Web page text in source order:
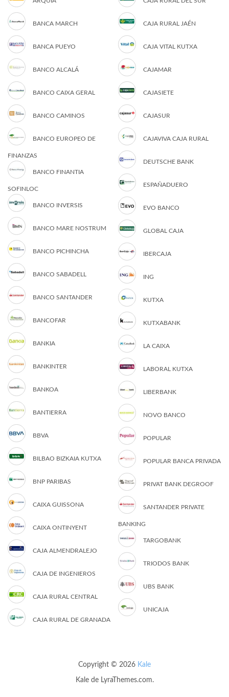
BANCA MARCH
BANCA PUEYO
BANCO ALCALÁ
BANCO CAIXA GERAL
BANCO CAMINOS
BANCO EUROPEO DE
FINANZAS
BANCO FINANTIA
SOFINLOC
BANCO INVERSIS
BANCO MARE NOSTRUM
BANCO PICHINCHA
BANCO SABADELL
BANCO SANTANDER
BANCOFAR
BANKIA
BANKINTER
BANKOA
BANTIERRA
BBVA
BILBAO BIZKAIA KUTXA
BNP PARIBAS
CAIXA GUISSONA
CAIXA ONTINYENT
CAJA ALMENDRALEJO
CAJA DE INGENIEROS
CAJA RURAL CENTRAL
CAJA RURAL DE GRANADA
CAJA RURAL JAÉN
CAJA VITAL KUTXA
CAJAMAR
CAJASIETE
CAJASUR
CAJAVIVA CAJA RURAL
DEUTSCHE BANK
ESPAÑADUERO
EVO BANCO
GLOBAL CAJA
IBERCAJA
ING
KUTXA
KUTXABANK
LA CAIXA
LABORAL KUTXA
LIBERBANK
NOVO BANCO
POPULAR
POPULAR BANCA PRIVADA
PRIVAT BANK DEGROOF
SANTANDER PRIVATE
BANKING
TARGOBANK
TRIODOS BANK
UBS BANK
UNICAJA
Copyright © 2026 Kale
Kalede LyraThemes.com.